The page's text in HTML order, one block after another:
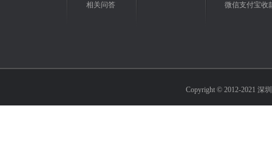
相关问答
微信支付宝收
Copyright © 2012-2021 深